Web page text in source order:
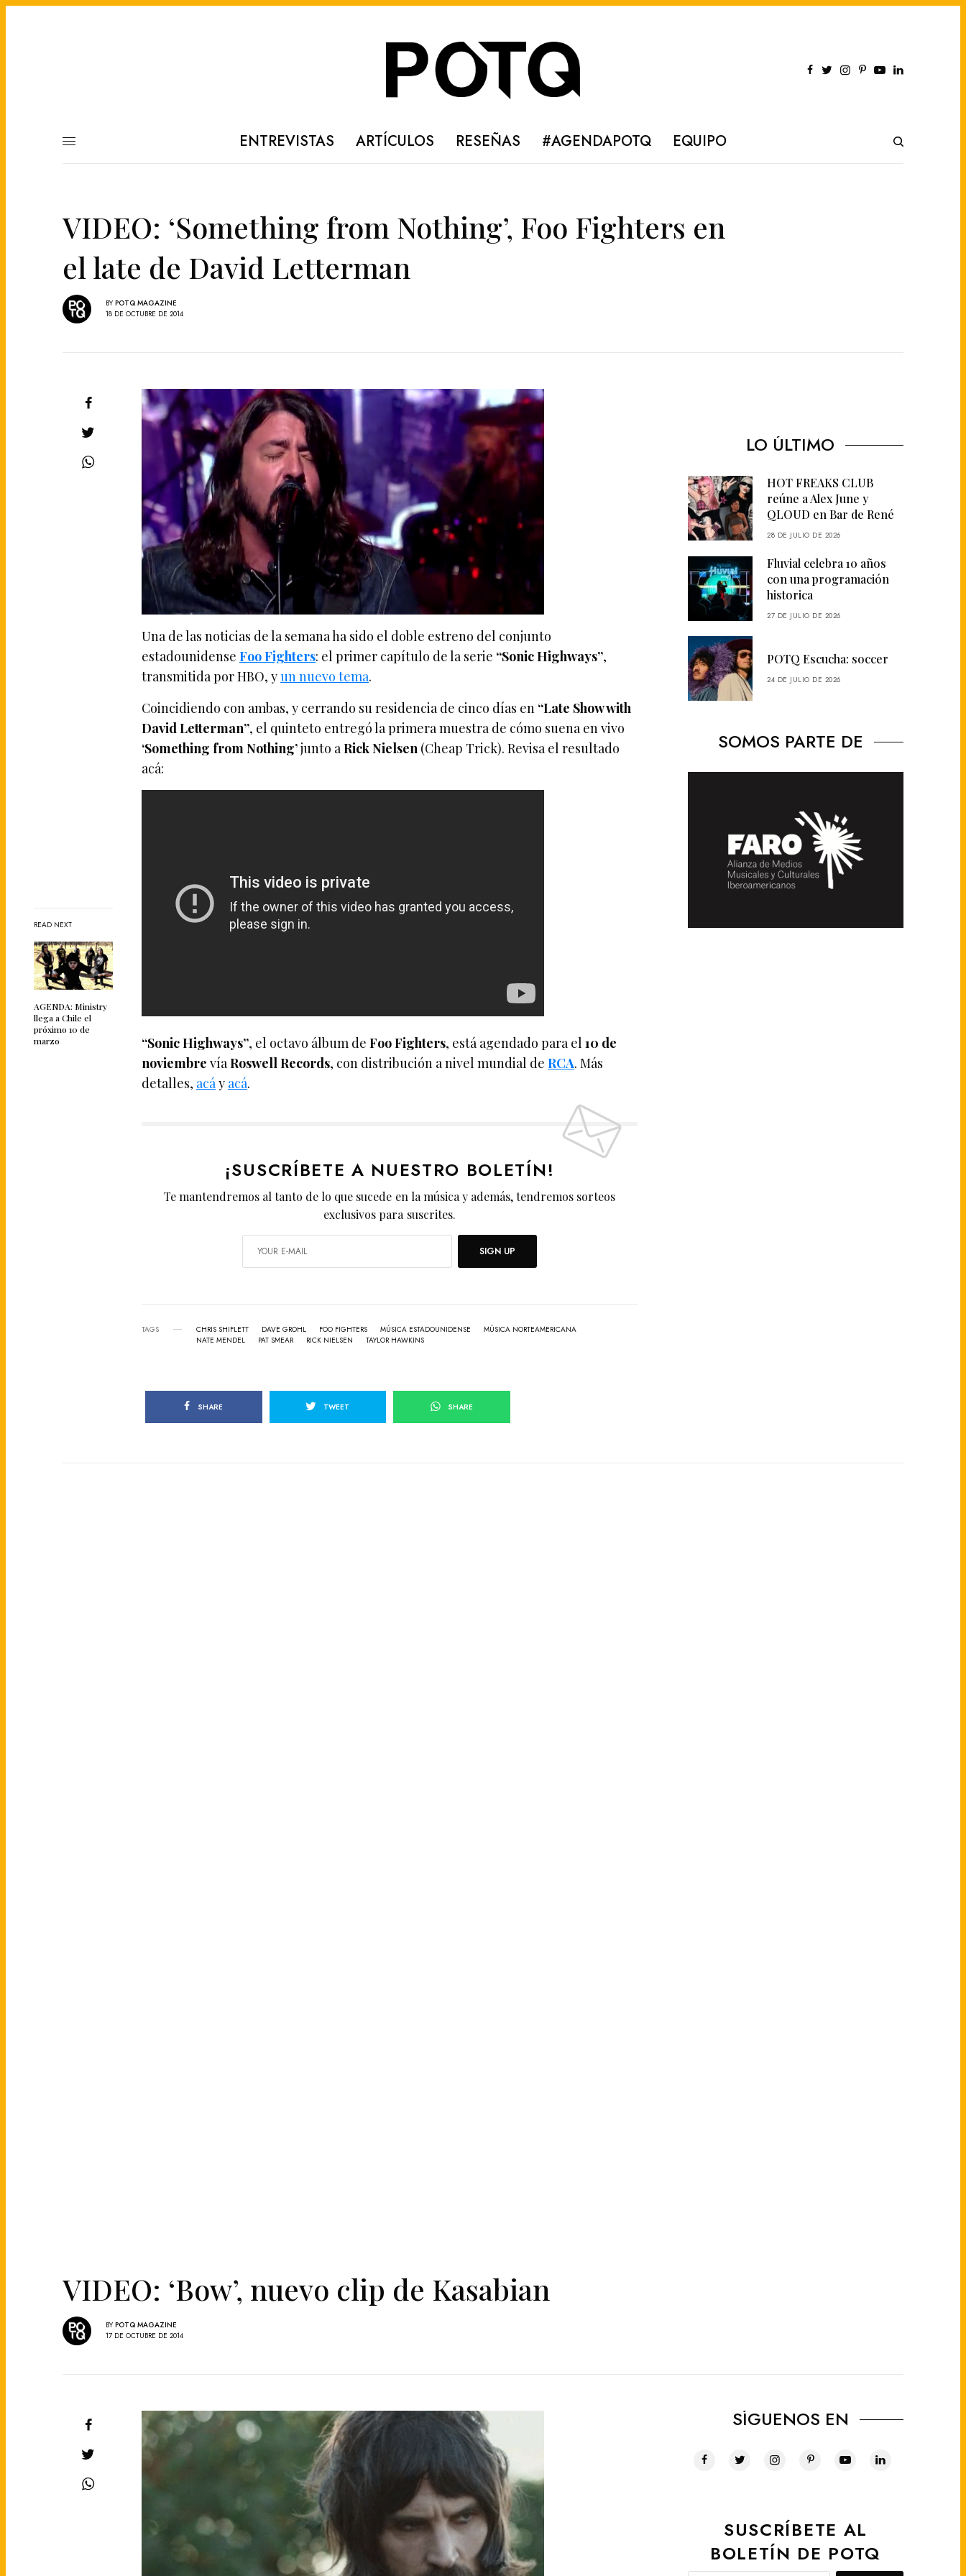
ENTREVISTAS ARTÍCULOS RESEÑAS #AGENDAPOTQ EQUIPO
VIDEO: ‘Something from Nothing’, Foo Fighters en
el late de David Letterman
BY POTQ MAGAZINE
18 DE OCTUBRE DE 2014
READ NEXT
AGENDA: Ministry
llega a Chile el
próximo 10 de
marzo
Una de las noticias de la semana ha sido el doble estreno del conjunto
estadounidenseFoo Fighters: el primer capítulo de la serie “Sonic Highways”,
transmitida por HBO, yun nuevo tema.
Coincidiendo con ambas, y cerrando su residencia de cinco días en “Late Show with
David Letterman”, el quinteto entregó la primera muestra de cómo suena en vivo
‘Something from Nothing’junto aRick Nielsen (Cheap Trick). Revisa el resultado
acá:
“Sonic Highways”, el octavo álbum deFoo Fighters, está agendado para el10 de
noviembre víaRoswell Records, con distribución a nivel mundial deRCA. Más
detalles, acáy acá.
¡SUSCRÍBETE A NUESTRO BOLETÍN!
Te mantendremos al tanto de lo que sucede en la música y además, tendremos sorteos
exclusivos para suscrites.
SIGN UP
TAGS CHRIS SHIFLETT DAVE GROHL FOO FIGHTERS MÚSICA ESTADOUNIDENSE
MÚSICA NORTEAMERICANA
NATE MENDEL
PAT SMEAR RICK NIELSEN TAYLOR HAWKINS
SHARE TWEET SHARE
LO ÚLTIMO
HOT FREAKS CLUB
reúne a Alex June y
QLOUD en Bar de René
28 DE JULIO DE 2026
Fluvial celebra 10 años
con una programación
historica
27 DE JULIO DE 2026
POTQ Escucha: soccer
24 DE JULIO DE 2026
SOMOS PARTE DE
VIDEO: ‘Bow’, nuevo clip de Kasabian
BY POTQ MAGAZINE
17 DE OCTUBRE DE 2014
SÍGUENOS EN
SUSCRÍBETE AL
BOLETÍN DE POTQ